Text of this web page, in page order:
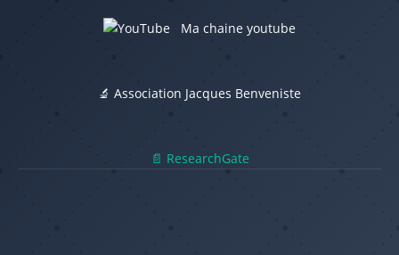
Ma chaine youtube
🔬 Association Jacques Benveniste
📄 ResearchGate